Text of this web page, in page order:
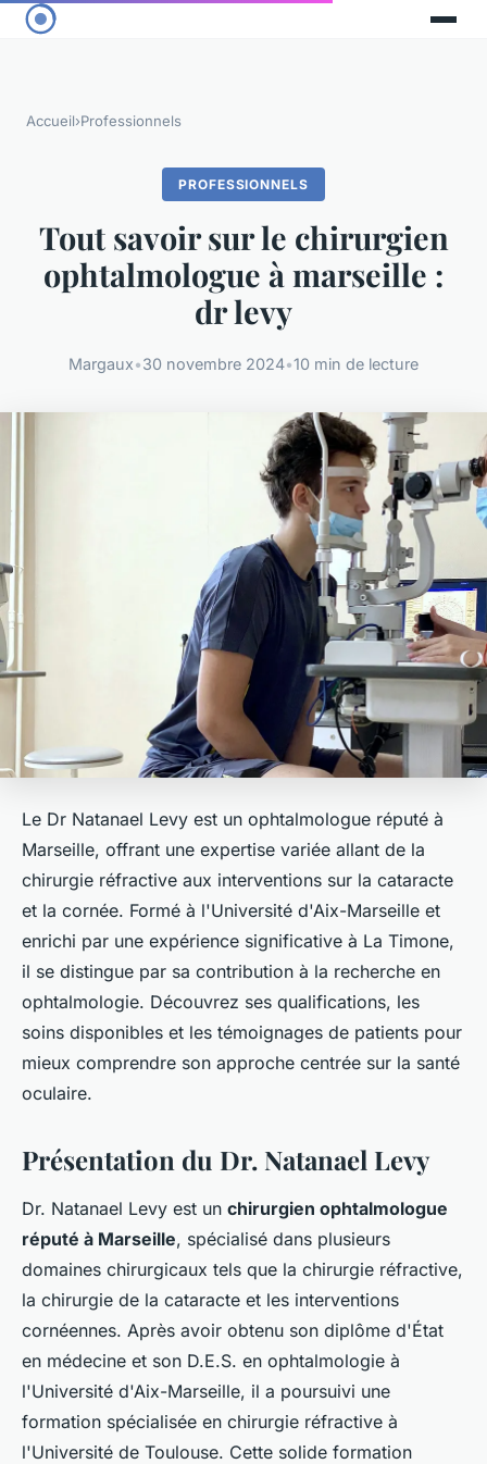
Accueil›Professionnels
PROFESSIONNELS
Tout savoir sur le chirurgien
ophtalmologue à marseille :
dr levy
Margaux•30 novembre 2024•10 min de lecture
Le Dr Natanael Levy est un ophtalmologue réputé à
Marseille, offrant une expertise variée allant de la
chirurgie réfractive aux interventions sur la cataracte
et la cornée. Formé à l'Université d'Aix-Marseille et
enrichi par une expérience significative à La Timone,
il se distingue par sa contribution à la recherche en
ophtalmologie. Découvrez ses qualifications, les
soins disponibles et les témoignages de patients pour
mieux comprendre son approche centrée sur la santé
oculaire.
Présentation du Dr. Natanael Levy
Dr. Natanael Levy est un chirurgien ophtalmologue
réputé à Marseille, spécialisé dans plusieurs
domaines chirurgicaux tels que la chirurgie réfractive,
la chirurgie de la cataracte et les interventions
cornéennes. Après avoir obtenu son diplôme d'État
en médecine et son D.E.S. en ophtalmologie à
l'Université d'Aix-Marseille, il a poursuivi une
formation spécialisée en chirurgie réfractive à
l'Université de Toulouse. Cette solide formation